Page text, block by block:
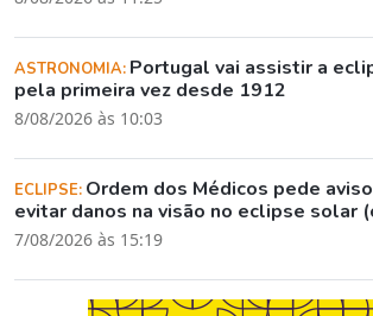
ASTRONOMIA: Portugal vai assistir a
pela primeira vez desde 1912
8/08/2026 às 10:03
ECLIPSE: Ordem dos Médicos pede
evitar danos na visão no eclipse solar
7/08/2026 às 15:19